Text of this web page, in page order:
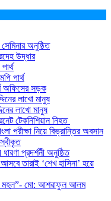
অনুষ্ঠিত
উদ্ধার
পার্থ
অফিসের সড়ক
লাখো মানুষ
লাখো মানুষ
টেকনিশিয়ান নিহত
পরীক্ষা নিয়ে বিভ্রান্তির অবসান
প্রদর্শনী অনুষ্ঠিত
তারাই ‘শেখ হাসিনা’ হয়ে
মহল”- মো: আশরাফুল আলম